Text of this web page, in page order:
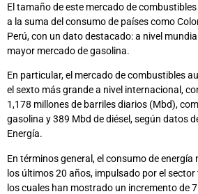
El tamaño de este mercado de
a la suma del consumo de países como
Perú, con un dato destacado: a nivel
mayor mercado de gasolina.
En particular, el mercado de combustibles
el sexto más grande a nivel internacional,
1,178 millones de barriles diarios (Mbd),
gasolina y 389 Mbd de diésel, según datos
Energía.
En términos general, el consumo de energía
los últimos 20 años, impulsado por el
los cuales han mostrado un incremento de